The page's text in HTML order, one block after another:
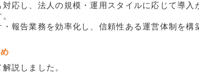
応し、法人の規模・運用スタイルに応じて導
報告業務を効率化し、信頼性ある運営体制を構
説しました。